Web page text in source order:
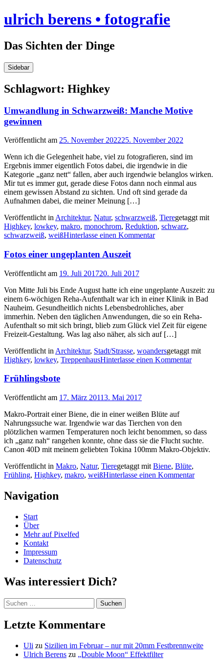
Skip
to
ulrich berens • fotografie
Das Sichten der Dinge
Sidebar
Schlagwort: Highkey
Umwandlung in Schwarzweiß: Manche Motive
gewinnen
Veröffentlicht am 25. November 202225. November 2022
Wenn ich die Gelegenheit habe, viel zu fotografieren, sind im
Ergebnis immer eigentlich Fotos dabei, die irgendwie in die
Kategorie „ganz nett“ fallen, aber auch irgendwie belanglos wirken.
Mir tut es immer gut, gerade diese Fotos dann noch einmal aus
einem gewissen Abstand zu sichten. Und oft sind gerade da
Aufnahmen dabei, die meiner Meinung […]
Veröffentlicht in Architektur, Natur, schwarzweiß, Tieregetaggt mit
Highkey, lowkey, makro, monochrom, Reduktion, schwarz,
schwarzweiß, weißHinterlasse einen Kommentar
Fotos einer ungeplanten Auszeit
Veröffentlicht am 19. Juli 201720. Juli 2017
Von Mitte Juli bis Ende August hatte ich eine ungeplante Auszeit: zu
einem 6-wöchigen Reha-Aufenthalt war ich in einer Klinik in Bad
Nauheim. Gesundheitlich nichts Lebensbedrohliches, aber
immerhin. Neben den täglichen Anwendungen, die so ein Reha-
Aufenthalt so mit sich bringt, blieb zum Glück viel Zeit für eigene
Freizeit-Gestaltung. Was lag also näher, als sich auf […]
Veröffentlicht in Architektur, Stadt/Strasse, woandersgetaggt mit
Highkey, lowkey, TreppenhausHinterlasse einen Kommentar
Frühlingsbote
Veröffentlicht am 17. März 20113. Mai 2017
Makro-Portrait einer Biene, die in einer weißen Blüte auf
Nahrungssuche war. Irgendwie war das Tierchen von den
plötzlichen warmen Temperaturen noch leicht benommen, so dass
ich „ganz nah“ rangehen konnte, ohne dass sie die Flucht suchte.
Canon 40D mit meinem geliebten Tokina 100mm Makro-Objektiv.
Veröffentlicht in Makro, Natur, Tieregetaggt mit Biene, Blüte,
Frühling, Highkey, makro, weißHinterlasse einen Kommentar
Navigation
Start
Über
Mehr auf Pixelfed
Kontakt
Impressum
Datenschutz
Was interessiert Dich?
Suchen
nach:
Letzte Kommentare
Uli zu Sizilien im Februar – nur mit 20mm Festbrennweite
Ulrich Berens zu „Double Moon“ Effektfilter